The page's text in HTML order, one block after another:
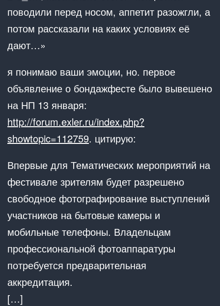
поводили перед носом, аппетит разожгли, а
потом рассказали на каких условиях её
дают…»
я понимаю ваши эмоции, но. первое
объявление о бондажфесте было вывешено
на НП 13 января:
http://forum.exler.ru/index.php?
showtopic=112759. цитирую:
Впервые для Тематических мероприятий на
фестивале зрителям будет разрешено
свободное фотографирование выступлений
участников на бытовые камеры и
мобильные телефоны. Владельцам
профессиональной фотоаппаратуры
потребуется предварительная
аккредитация.
[…]